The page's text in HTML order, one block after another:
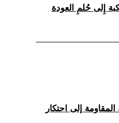
إلى احتكار